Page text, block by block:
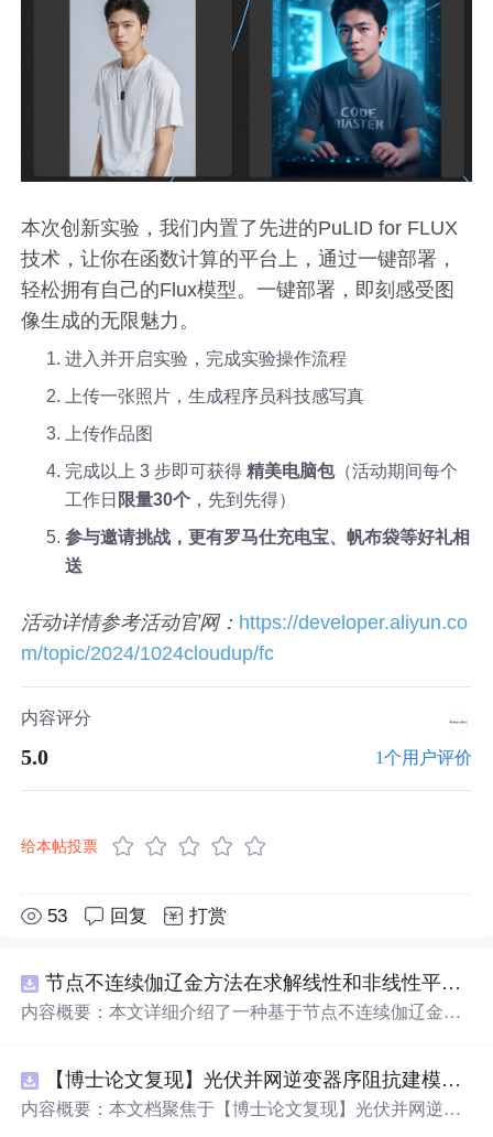
本次创新实验，我们内置了先进的PuLID for FLUX
技术，让你在函数计算的平台上，通过一键部署，
轻松拥有自己的Flux模型。一键部署，即刻感受图
像生成的无限魅力。
进入并开启实验，完成实验操作流程
上传一张照片，生成程序员科技感写真
上传作品图
完成以上 3 步即可获得精美电脑包（活动期间每个
工作日 限量30个 ，先到先得）
参与邀请挑战，更有罗马仕充电宝、帆布袋等好礼相
送
活动详情参考活动官网： https://developer.aliyun.co
m/topic/2024/1024cloudup/fc
内容评分
5.0 1个用户评价
给本帖投票
53 回复 打赏
节点不连续伽辽金方法在求解线性和非线性平流方程中的一维实现（Matlab代码实现）
内容概要：本文详细介绍了一种基于节点不连续伽辽金方
B代码实现。该方法在处理偏微分方程特别是具有间断解
或高梯度特征的问题时展现出优异的稳定性和精度。文中
【博士论文复现】光伏并网逆变器序阻抗建模、扫频辨识与弱电网交互稳定性分析【阻抗建模、验证扫频法】（Matlab代码、Simulink仿真实现）
内容概要：本文档聚焦于【博士论文复现】光伏并网逆变